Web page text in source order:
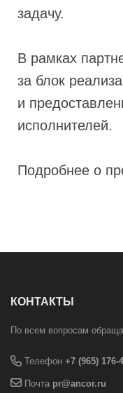
задачу.
В рамках
за блок
и
исполнителей.
Подробнее о
КОНТАКТЫ
По всем вопросам
Телефон +7 (965) 176-
Почта pr@ancor.ru